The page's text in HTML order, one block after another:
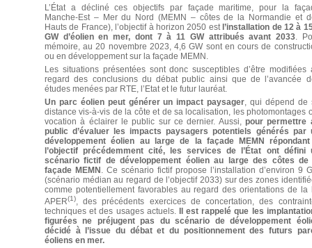
L’État a décliné ces objectifs par façade maritime, pour la
Manche-Est – Mer du Nord (MEMN – côtes de la Normandie et
Hauts de France), l’objectif à horizon 2050 est l’installation de 12 à
GW d’éolien en mer, dont 7 à 11 GW attribués avant 2033.
mémoire, au 20 novembre 2023, 4,6 GW sont en cours de
ou en développement sur la façade MEMN.
Les situations présentées sont donc susceptibles d’être modifiées
regard des conclusions du débat public ainsi que de l’avancée
études menées par RTE, l’Etat et le futur lauréat.
Un parc éolien peut générer un impact paysager, qui dépend de
distance vis-à-vis de la côte et de sa localisation, les photomontages
vocation à éclairer le public sur ce dernier. Aussi,pour permettre
public d’évaluer les impacts paysagers potentiels générés par
développement éolien au large de la façade MEMN
l’objectif précédemment cité, les services de l’État ont défini
scénario fictif de développement éolien au large des côtes de
façade MEMN . Ce scénario fictif propose l’installation d’environ 9
(scénario médian au regard de l’objectif 2033) sur des zones
comme potentiellement favorables au regard des orientations de la
APER(1), des précédents exercices de concertation, des
techniques et des usages actuels.
Il est rappelé que les
figurées ne préjugent pas du scénario de développement
décidé à l’issue du débat et du positionnement des futurs
éoliens en mer.